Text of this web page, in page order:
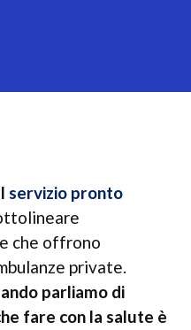
l servizio pronto
che offrono
private.
parliamo di
fare con la salute è